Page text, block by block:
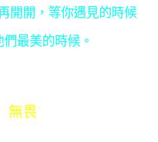
開開，等你遇見的時候
們最美的時候。
無畏